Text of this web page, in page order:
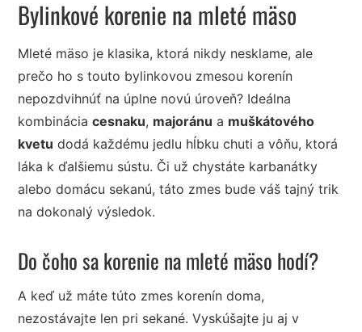
Bylinkové korenie na mleté mäso
Mleté mäso je klasika, ktorá nikdy nesklame, ale
prečo ho s touto bylinkovou zmesou korenín
nepozdvihnúť na úplne novú úroveň? Ideálna
kombináciacesnaku, majoránu a muškátového
kvetu dodá každému jedlu hĺbku chuti a vôňu, ktorá
láka k ďalšiemu sústu. Či už chystáte karbanátky
alebo domácu sekanú, táto zmes bude váš tajný trik
na dokonalý výsledok.
Do čoho sa korenie na mleté mäso hodí?
A keď už máte túto zmes korenín doma,
nezostávajte len pri sekané. Vyskúšajte ju aj v